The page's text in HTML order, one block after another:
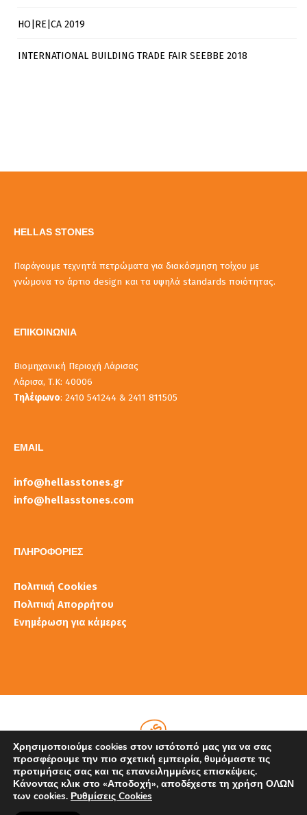
HO|RE|CA 2019
INTERNATIONAL BUILDING TRADE FAIR SEEBBE 2018
HELLAS STONES
Παράγουμε τεχνητά πετρώματα για διακόσμηση τοίχου με
γνώμονα το άρτιο design και τα υψηλά standards ποιότητας.
ΕΠΙΚΟΙΝΩΝΙΑ
Βιομηχανική Περιοχή Λάρισας
Λάρισα, Τ.Κ: 40006
Τηλέφωνο: 2410 541244 & 2411 811505
EMAIL
info@hellasstones.gr
info@hellasstones.com
ΠΛΗΡΟΦΟΡΙΕΣ
Πολιτική Cookies
Πολιτική Απορρήτου
Ενημέρωση για κάμερες
Χρησιμοποιούμε cookies στον ιστότοπό μας για να σας
προσφέρουμε την πιο σχετική εμπειρία, θυμόμαστε τις
προτιμήσεις σας και τις επανειλημμένες επισκέψεις.
Κάνοντας κλικ στο «Αποδοχή», αποδέχεστε τη χρήση ΟΛΩΝ
των cookies. Ρυθμίσεις Cookies